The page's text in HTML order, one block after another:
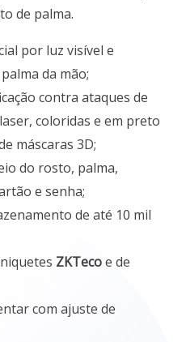
de palma.
por luz visível e
da mão;
contra ataques de
coloridas e em preto
máscaras 3D;
do rosto, palma,
e senha;
de até 10 mil
ZKTecoe de
com ajuste de